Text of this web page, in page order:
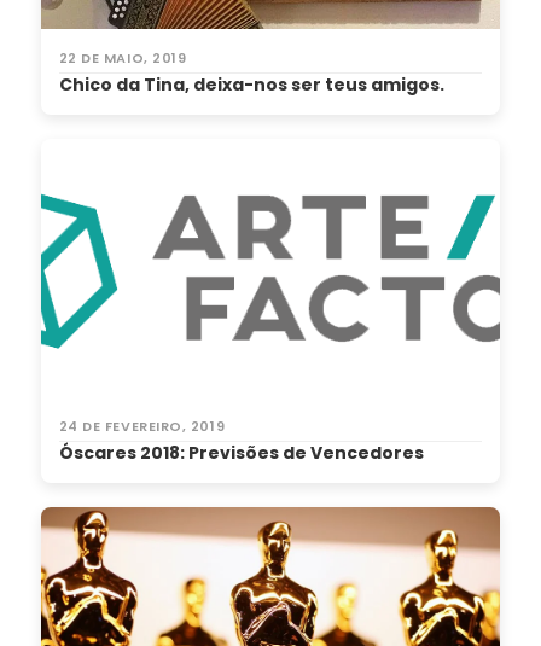
22 DE MAIO, 2019
Chico da Tina, deixa-nos ser teus amigos.
24 DE FEVEREIRO, 2019
Óscares 2018: Previsões de Vencedores